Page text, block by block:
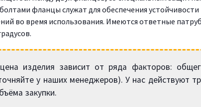
фланцы служат для обеспечения устойчивости
во время использования. Имеются ответные
изделия зависит от ряда факторов:
у наших менеджеров). У нас действуют
закупки.